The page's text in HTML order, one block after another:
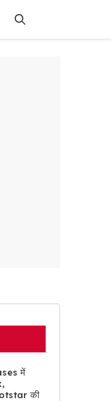
में
की